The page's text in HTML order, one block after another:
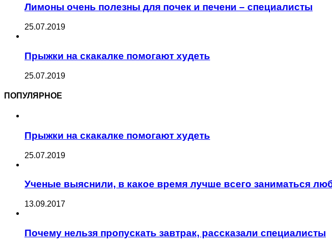
Лимоны очень полезны для почек и печени – специалисты
25.07.2019
Прыжки на скакалке помогают худеть
25.07.2019
ПОПУЛЯРНОЕ
Прыжки на скакалке помогают худеть
25.07.2019
Ученые выяснили, в какое время лучше всего заниматься
13.09.2017
Почему нельзя пропускать завтрак, рассказали специалисты